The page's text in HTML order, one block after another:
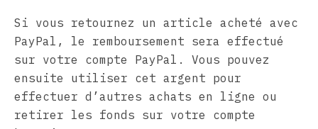
Si vous retournez un article acheté avec
PayPal, le remboursement sera effectué
sur votre compte PayPal. Vous pouvez
ensuite utiliser cet argent pour
effectuer d’autres achats en ligne ou
retirer les fonds sur votre compte